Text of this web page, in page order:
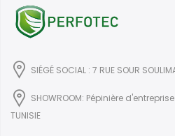
SIÉGÉ SOCIAL : 7 RUE SOUR
SHOWROOM: Pépinière
TUNISIE